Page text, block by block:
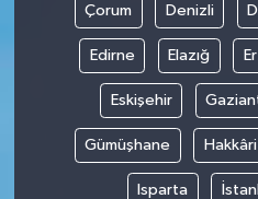
Çorum Denizli
Edirne Elazığ
Eskişehir
Gümüşhane Hakkâri
Isparta